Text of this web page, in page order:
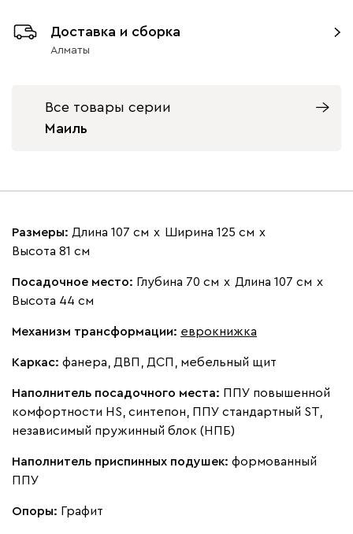
Бежевый Вишневый Голубой
Виридис Клэй Мустард Оранж
Букле 477 240
Доставка и сборка
Алматы
Все товары серии
Маиль
Размеры: Длина 107 см х Ширина 125 см х
Высота 81 см
Посадочное место: Глубина 70 см х Длина 107 см х
Высота 44 см
Механизм трансформации: еврокнижка
Каркас: фанера, ДВП, ДСП, мебельный щит
Наполнитель посадочного места: ППУ повышенной
комфортности HS, синтепон, ППУ стандартный ST,
независимый пружинный блок (НПБ)
Наполнитель приспинных подушек: формованный
ППУ
Опоры: Графит